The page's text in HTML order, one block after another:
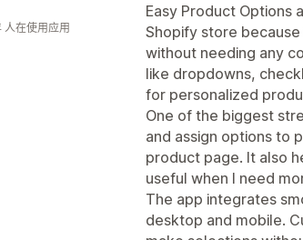
Easy Product Options
Shopify store
without needing any
like dropdowns,
for personalized
One of the biggest
and assign options to
product page. It also
useful when I need
The app integrates
desktop and mobile.
人在使用应用